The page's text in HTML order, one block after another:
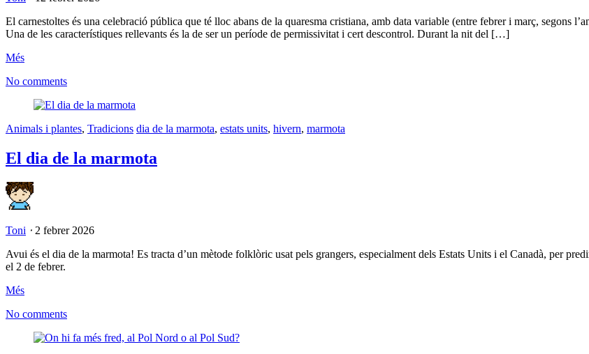
El carnestoltes és una celebració pública que té lloc abans de la quaresma cristiana, amb data variable (entre febrer i març, segons
Una de les característiques rellevants és la de ser un període de permissivitat i cert descontrol. Durant la nit del […]
Més
No comments
Animals i plantes, Tradicions dia de la marmota, estats units, hivern, marmota
El dia de la marmota
Toni ⋅ 2 febrer 2026
Avui és el dia de la marmota! Es tracta d’un mètode folklòric usat pels grangers, especialment dels Estats Units i el Canadà, per
el 2 de febrer.
Més
No comments